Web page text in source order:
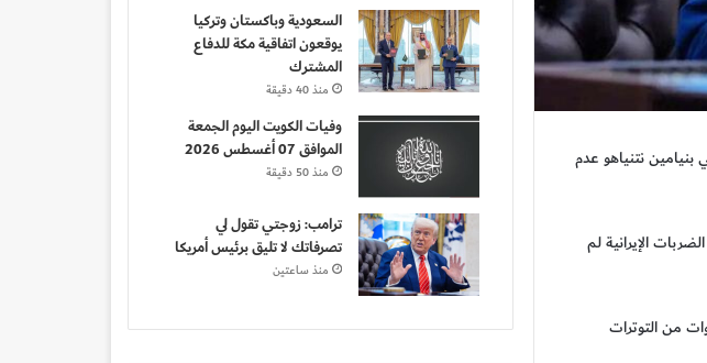
نتنياهو عدم
الإيرانية لم
من التوترات
السعودية وباكستان وتركيا
يوقعون اتفاقية مكة للدفاع
المشترك
منذ 40 دقيقة
وفيات الكويت اليوم الجمعة
الموافق 07 أغسطس 2026
منذ 50 دقيقة
ترامب: زوجتي تقول لي
تصرفاتك لا تليق برئيس أمريكا
منذ ساعتين